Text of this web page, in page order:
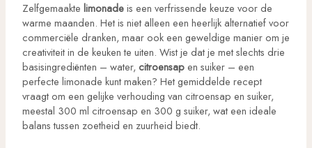
Zelfgemaakte limonadeis een verfrissende keuze voor de
warme maanden. Het is niet alleen een heerlijk alternatief voor
commerciële dranken, maar ook een geweldige manier om je
creativiteit in de keuken te uiten. Wist je dat je met slechts drie
basisingrediënten – water, citroensapen suiker – een
perfecte limonade kunt maken? Het gemiddelde recept
vraagt om een gelijke verhouding van citroensap en suiker,
meestal 300 ml citroensap en 300 g suiker, wat een ideale
balans tussen zoetheid en zuurheid biedt.